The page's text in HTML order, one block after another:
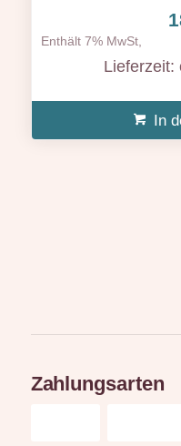
Enthält 7% MwSt,
Lieferzeit:
In
Zahlungsarten